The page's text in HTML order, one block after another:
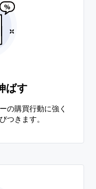
ばす
の購買行動に強く
つきます。